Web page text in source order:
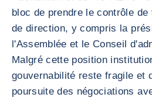
bloc de prendre le contrôle
de direction, y compris la
l'Assemblée et le Conseil
Malgré cette position
gouvernabilité reste fragile et
poursuite des négociations